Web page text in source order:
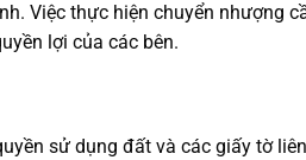
Việc thực hiện chuyển nhượng
lợi của các bên.
sử dụng đất và các giấy tờ